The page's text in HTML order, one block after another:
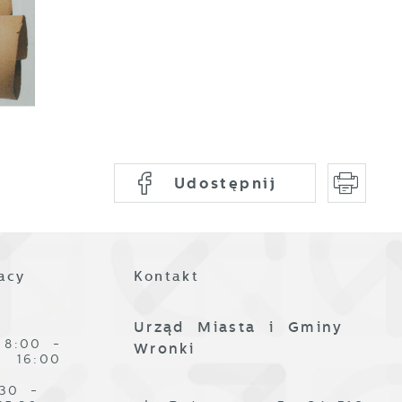
Udostępnij
8:00 -
16:00
-
Kontakt
Urząd Miasta i Gminy
Wronki